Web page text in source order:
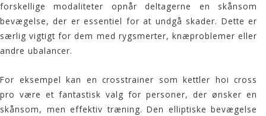
forskellige modaliteter opnår deltagerne en skånsom
bevægelse, der er essentiel for at undgå skader. Dette er
særlig vigtigt for dem med rygsmerter, knæproblemer eller
andre ubalancer.
For eksempel kan en crosstrainer som kettler hoi cross
pro være et fantastisk valg for personer, der ønsker en
skånsom, men effektiv træning. Den elliptiske bevægelse